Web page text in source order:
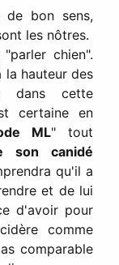
de bon sens,
les nôtres.
chien".
la hauteur des
dans cette
certaine en
ML" tout
son canidé
qu'il a
et de lui
d'avoir pour
comme
comparable